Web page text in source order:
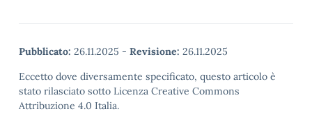
Pubblicato: 26.11.2025 - Revisione: 26.11.2025
Eccetto dove diversamente specificato, questo articolo è
stato rilasciato sotto Licenza Creative Commons
Attribuzione 4.0 Italia.